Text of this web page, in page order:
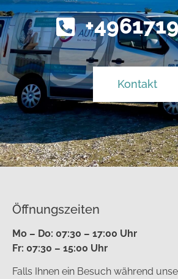
Kontakt
Öffnungszeiten
Mo – Do: 07:30 – 17:00 Uhr
Fr: 07:30 – 15:00 Uhr
Falls Ihnen ein Besuch während